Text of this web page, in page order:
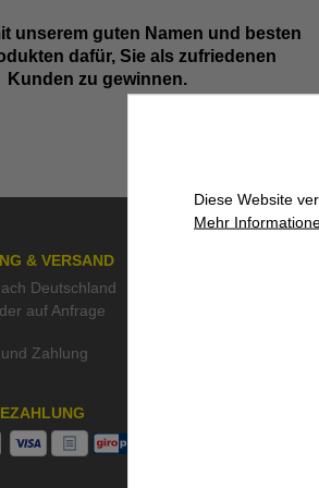
unserem guten Namen und besten
dafür, Sie als zufriedenen
Kunden zu gewinnen.
& VERSAND
Deutschland
auf Anfrage
Zahlung
>>
>>
Diese Website
Mehr